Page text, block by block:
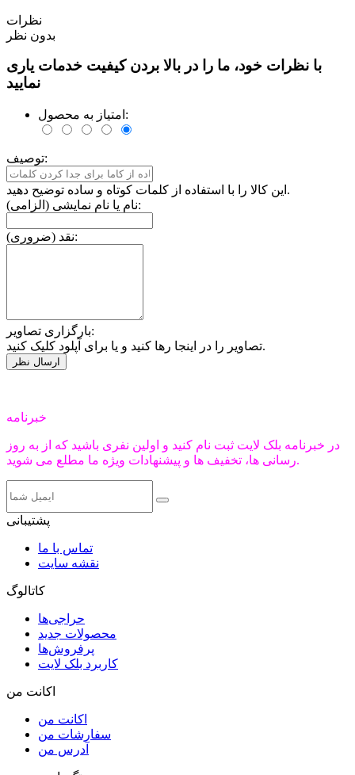
نظرات
بدون نظر
با نظرات خود، ما را در بالا بردن کیفیت خدمات یاری
نمایید
امتیاز به محصول:
توصیف:
این کالا را با استفاده از کلمات کوتاه و ساده توضیح دهید.
نام یا نام نمایشی (الزامی):
نقد (ضروری):
بارگزاری تصاویر:
تصاویر را در اینجا رها کنید و یا برای آپلود کلیک کنید.
خبرنامه
در خبرنامه بلک لایت ثبت نام کنید و اولین نفری باشید که از به روز
رسانی ها، تخفیف ها و پیشنهادات ویژه ما مطلع می شوید.
پشتیبانی
تماس با ما
نقشه سایت
کاتالوگ
حراجی‌ها
محصولات جدید
پرفروش‌ها
کاربرد بلک لایت
اکانت من
اکانت من
سفارشات من
آدرس من